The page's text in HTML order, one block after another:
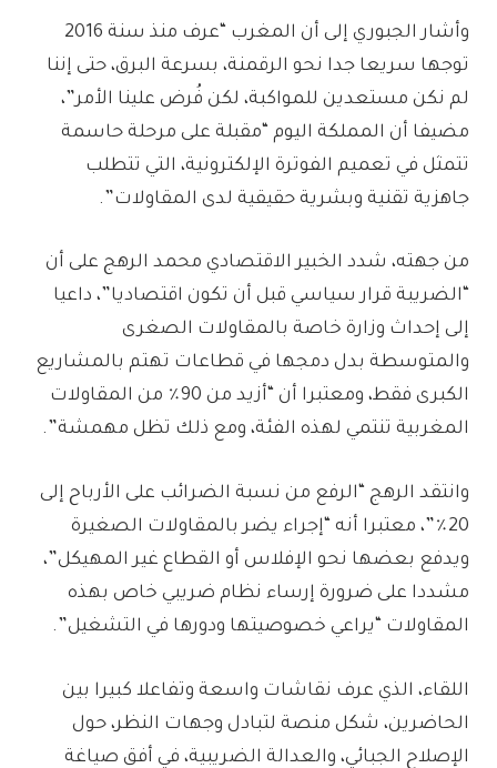
وأشار الجبوري إلى أن المغرب “عرف منذ سنة 2016
توجها سريعا جدا نحو الرقمنة، بسرعة البرق، حتى إننا
لم نكن مستعدين للمواكبة، لكن فُرض علينا الأمر”،
مضيفا أن المملكة اليوم “مقبلة على مرحلة حاسمة
تتمثل في تعميم الفوترة الإلكترونية، التي تتطلب
جاهزية تقنية وبشرية حقيقية لدى المقاولات”.
من جهته، شدد الخبير الاقتصادي محمد الرهج على أن
“الضريبة قرار سياسي قبل أن تكون اقتصاديا”، داعيا
إلى إحداث وزارة خاصة بالمقاولات الصغرى
والمتوسطة بدل دمجها في قطاعات تهتم بالمشاريع
الكبرى فقط، ومعتبرا أن “أزيد من 90٪ من المقاولات
المغربية تنتمي لهذه الفئة، ومع ذلك تظل مهمشة”.
وانتقد الرهج “الرفع من نسبة الضرائب على الأرباح إلى
20٪”، معتبرا أنه “إجراء يضر بالمقاولات الصغيرة
ويدفع بعضها نحو الإفلاس أو القطاع غير المهيكل”،
مشددا على ضرورة إرساء نظام ضريبي خاص بهذه
المقاولات “يراعي خصوصيتها ودورها في التشغيل”.
اللقاء، الذي عرف نقاشات واسعة وتفاعلا كبيرا بين
الحاضرين، شكل منصة لتبادل وجهات النظر، حول
الإصلاح الجبائي، والعدالة الضريبية، في أفق صياغة